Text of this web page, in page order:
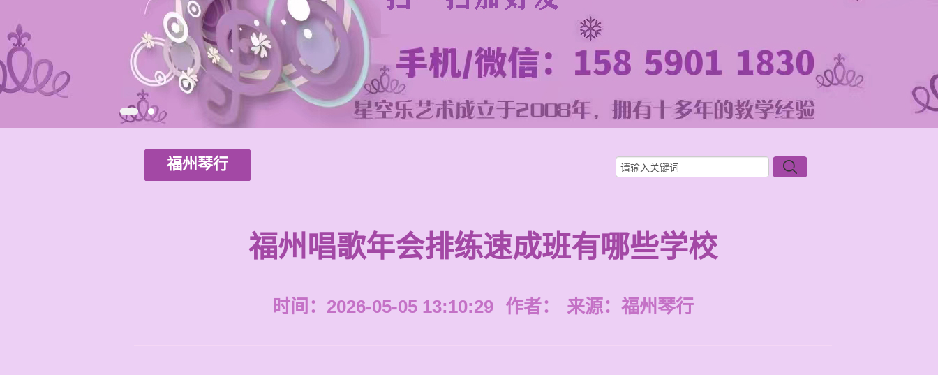
福州琴行
福州唱歌年会排练速成班有哪些学校
时间：2026-05-05 13:10:29 作者： 来源： 福州琴行